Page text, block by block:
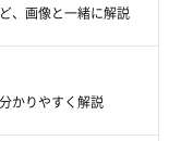
出しているため、お
ほとんどありませ
とって予想外のこ
顔をするのでしょ
、画像と一緒に解説
かりやすく解説